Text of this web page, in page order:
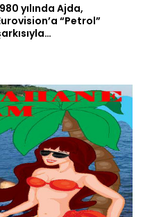
yılında Ajda,
“Petrol”